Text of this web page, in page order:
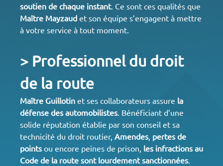
soutien de chaque instant. Ce sont ces qualités que
Maître Mayzaud et son équipe s’engagent à mettre
à votre service à tout moment.
> Professionnel du droit
de la route
Maître Guillotin et ses collaborateurs assure la
défense des automobilistes. Bénéficiant d’une
solide réputation établie par son conseil et sa
technicité du droit routier, Amendes, pertes de
points ou encore peines de prison, les infractions au
Code de la route sont lourdement sanctionnées.